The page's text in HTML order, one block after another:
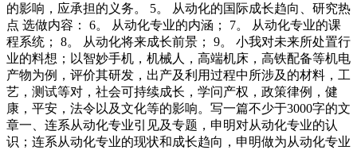
的影响，应承担的义务。 5。 从动化的国际成长趋向、研究热
点 选做内容： 6。 从动化专业的内涵； 7。 从动化专业的课
程系统； 8。 从动化将来成长前景； 9。 小我对未来所处置行
业的料想；以智妙手机，机械人，高端机床，高铁配备等机电
产物为例，评价其研发，出产及利用过程中所涉及的材料，工
艺，测试等对，社会可持续成长，学问产权，政策律例，健
康，平安，法令以及文化等的影响。写一篇不少于3000字的文
章一、连系从动化专业引见及专题，申明对从动化专业的认
识；连系从动化专业的现状和成长趋向，申明做为从动化专业